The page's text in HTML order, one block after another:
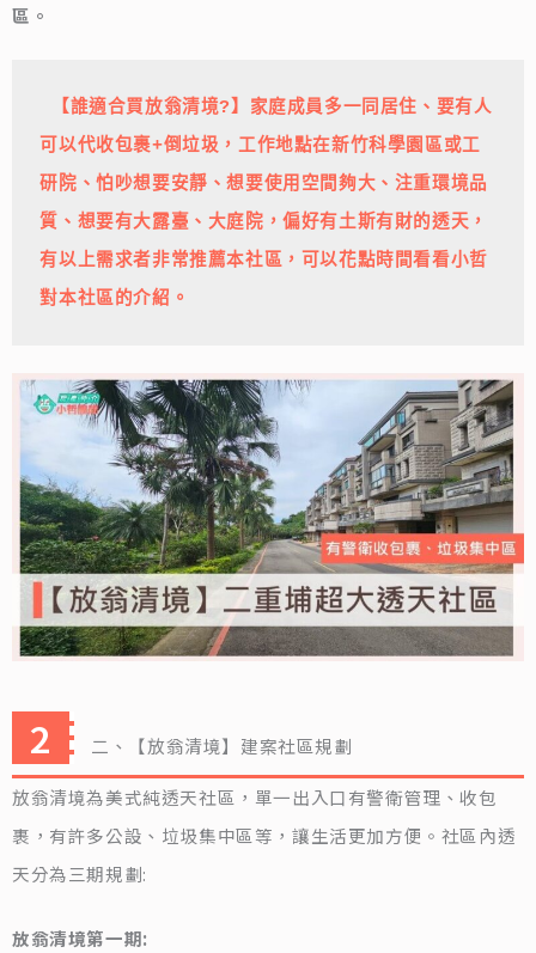
區。
可以代收包裹+倒垃圾，工作地點在新竹科學園區或工
研院、怕吵想要安靜、想要使用空間夠大、注重環境品
質、想要有大露臺、大庭院，偏好有土斯有財的透天，
有以上需求者非常推薦本社區，可以花點時間看看小哲
對本社區的介紹。
二、【放翁清境】建案社區規劃
放翁清境為美式純透天社區，單一出入口有警衛管理、收包
裹，有許多公設、垃圾集中區等，讓生活更加方便。社區內透
天分為三期規劃:
放翁清境第一期: